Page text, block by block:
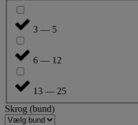
3 — 5
6 — 12
13 — 25
Skrog (bund)